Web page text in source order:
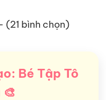
bình chọn)
Bé Tập Tô